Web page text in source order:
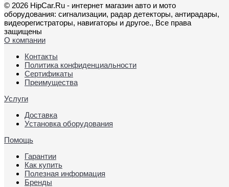
© 2026 HipCar.Ru - интернет магазин авто и мото
оборудования: сигнализации, радар детекторы, антирадары,
видеорегистраторы, навигаторы и другое., Все права
защищены
О компании
Контакты
Политика конфиденциальности
Сертификаты
Преимущества
Услуги
Доставка
Установка оборудования
Помощь
Гарантии
Как купить
Полезная информация
Бренды